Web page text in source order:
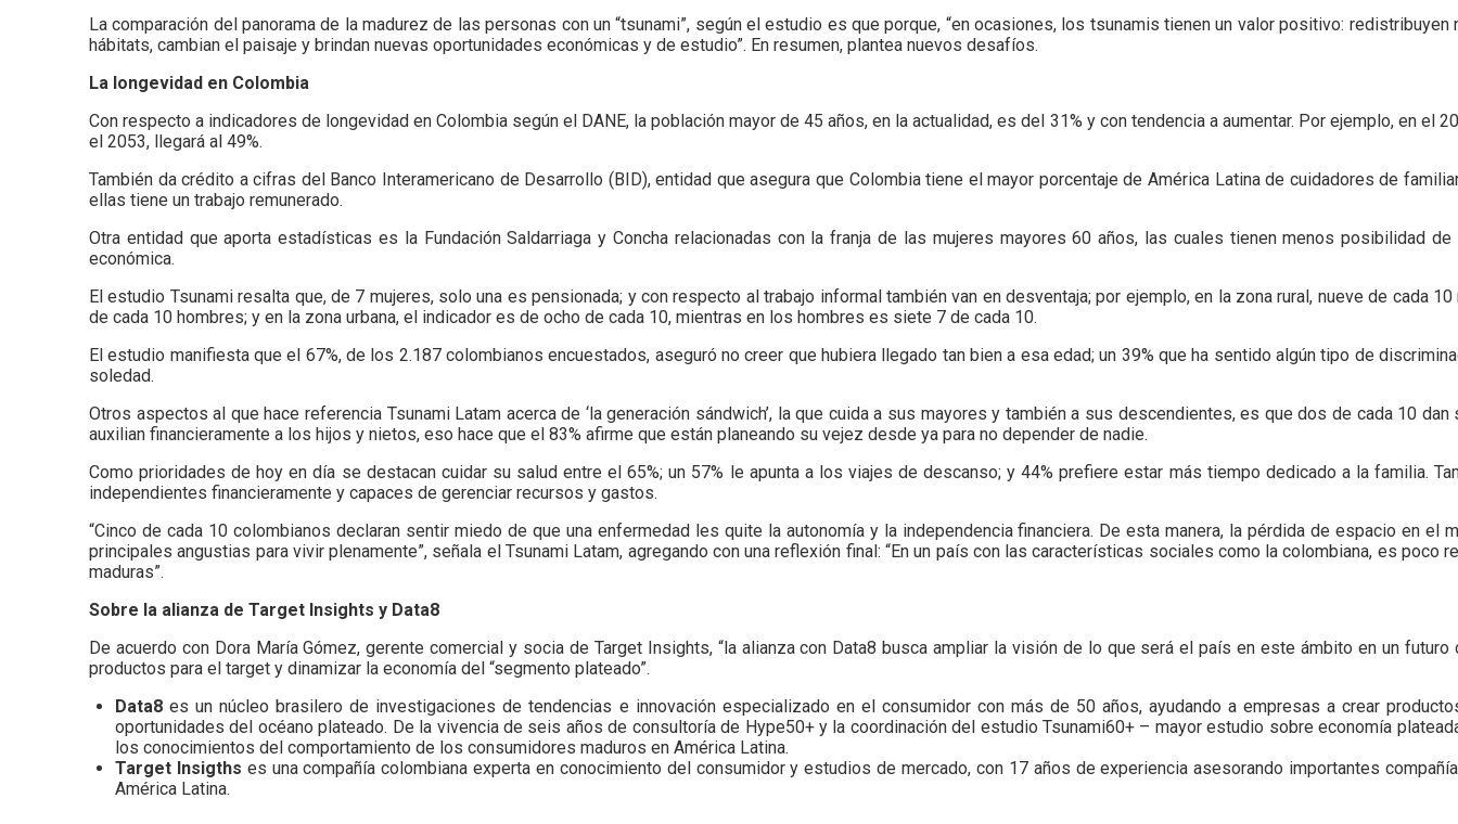
La comparación del panorama de la madurez de las personas con un “tsunami”, según el estudio es que porque, “en ocasiones, los tsunamis tienen un valor positivo:
hábitats, cambian el paisaje y brindan nuevas oportunidades económicas y de estudio”. En resumen, plantea nuevos desafíos.
La longevidad en Colombia
Con respecto a indicadores de longevidad en Colombia según el DANE, la población mayor de 45 años, en la actualidad, es del 31% y con tendencia a aumentar. Por ejemplo, en el
el 2053, llegará al 49%.
También da crédito a cifras del Banco Interamericano de Desarrollo (BID), entidad que asegura que Colombia tiene el mayor porcentaje de América Latina de cuidadores de
ellas tiene un trabajo remunerado.
Otra entidad que aporta estadísticas es la Fundación Saldarriaga y Concha relacionadas con la franja de las mujeres mayores 60 años, las cuales tienen menos posibilidad
económica.
El estudio Tsunami resalta que, de 7 mujeres, solo una es pensionada; y con respecto al trabajo informal también van en desventaja; por ejemplo, en la zona rural, nueve de cada
de cada 10 hombres; y en la zona urbana, el indicador es de ocho de cada 10, mientras en los hombres es siete 7 de cada 10.
El estudio manifiesta que el 67%, de los 2.187 colombianos encuestados, aseguró no creer que hubiera llegado tan bien a esa edad; un 39% que ha sentido algún tipo de
soledad.
Otros aspectos al que hace referencia Tsunami Latam acerca de ‘la generación sándwich’, la que cuida a sus mayores y también a sus descendientes, es que dos de cada 10
auxilian financieramente a los hijos y nietos, eso hace que el 83% afirme que están planeando su vejez desde ya para no depender de nadie.
Como prioridades de hoy en día se destacan cuidar su salud entre el 65%; un 57% le apunta a los viajes de descanso; y 44% prefiere estar más tiempo dedicado a la familia.
independientes financieramente y capaces de gerenciar recursos y gastos.
“Cinco de cada 10 colombianos declaran sentir miedo de que una enfermedad les quite la autonomía y la independencia financiera. De esta manera, la pérdida de espacio en el
principales angustias para vivir plenamente”, señala el Tsunami Latam, agregando con una reflexión final: “En un país con las características sociales como la colombiana, es poco
maduras”.
Sobre la alianza de Target Insights y Data8
De acuerdo con Dora María Gómez, gerente comercial y socia de Target Insights, “la alianza con Data8 busca ampliar la visión de lo que será el país en este ámbito en un
productos para el target y dinamizar la economía del “segmento plateado”.
Data8 es un núcleo brasilero de investigaciones de tendencias e innovación especializado en el consumidor con más de 50 años, ayudando a empresas a crear
oportunidades del océano plateado. De la vivencia de seis años de consultoría de Hype50+ y la coordinación del estudio Tsunami60+ – mayor estudio sobre economía
los conocimientos del comportamiento de los consumidores maduros en América Latina.
Target Insigths es una compañía colombiana experta en conocimiento del consumidor y estudios de mercado, con 17 años de experiencia asesorando importantes
América Latina.